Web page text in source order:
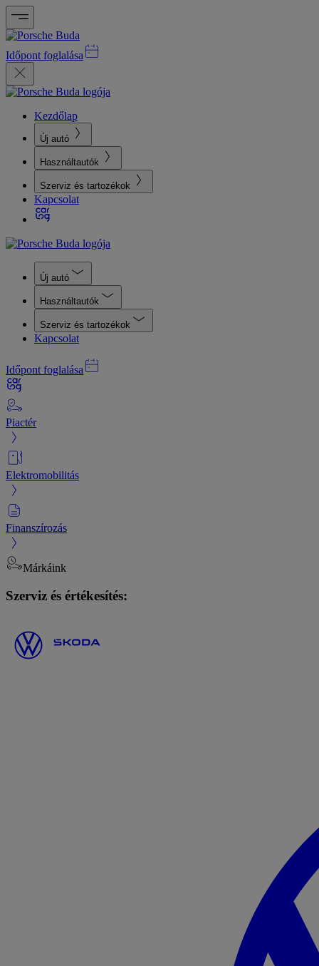
Időpont foglalása
Kezdőlap
Új autó
Használtautók
Szerviz és tartozékok
Kapcsolat
Új autó
Használtautók
Szerviz és tartozékok
Kapcsolat
Időpont foglalása
Piactér
Elektromobilitás
Finanszírozás
Márkáink
Szerviz és értékesítés: